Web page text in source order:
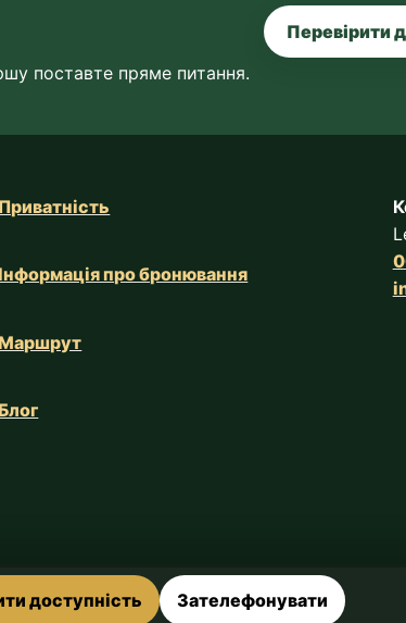
поставте пряме питання.
Перевірити
Приватність
про бронювання
доступність Зателефонувати